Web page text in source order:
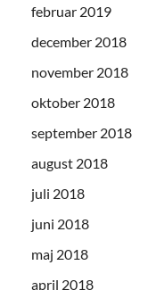
februar 2019
december 2018
november 2018
oktober 2018
september 2018
august 2018
juli 2018
juni 2018
maj 2018
april 2018